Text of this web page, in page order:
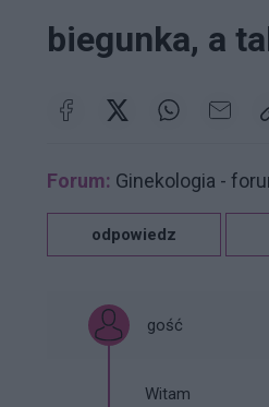
biegunka, a
Forum: Ginekologia -
odpowiedz
gość
Witam